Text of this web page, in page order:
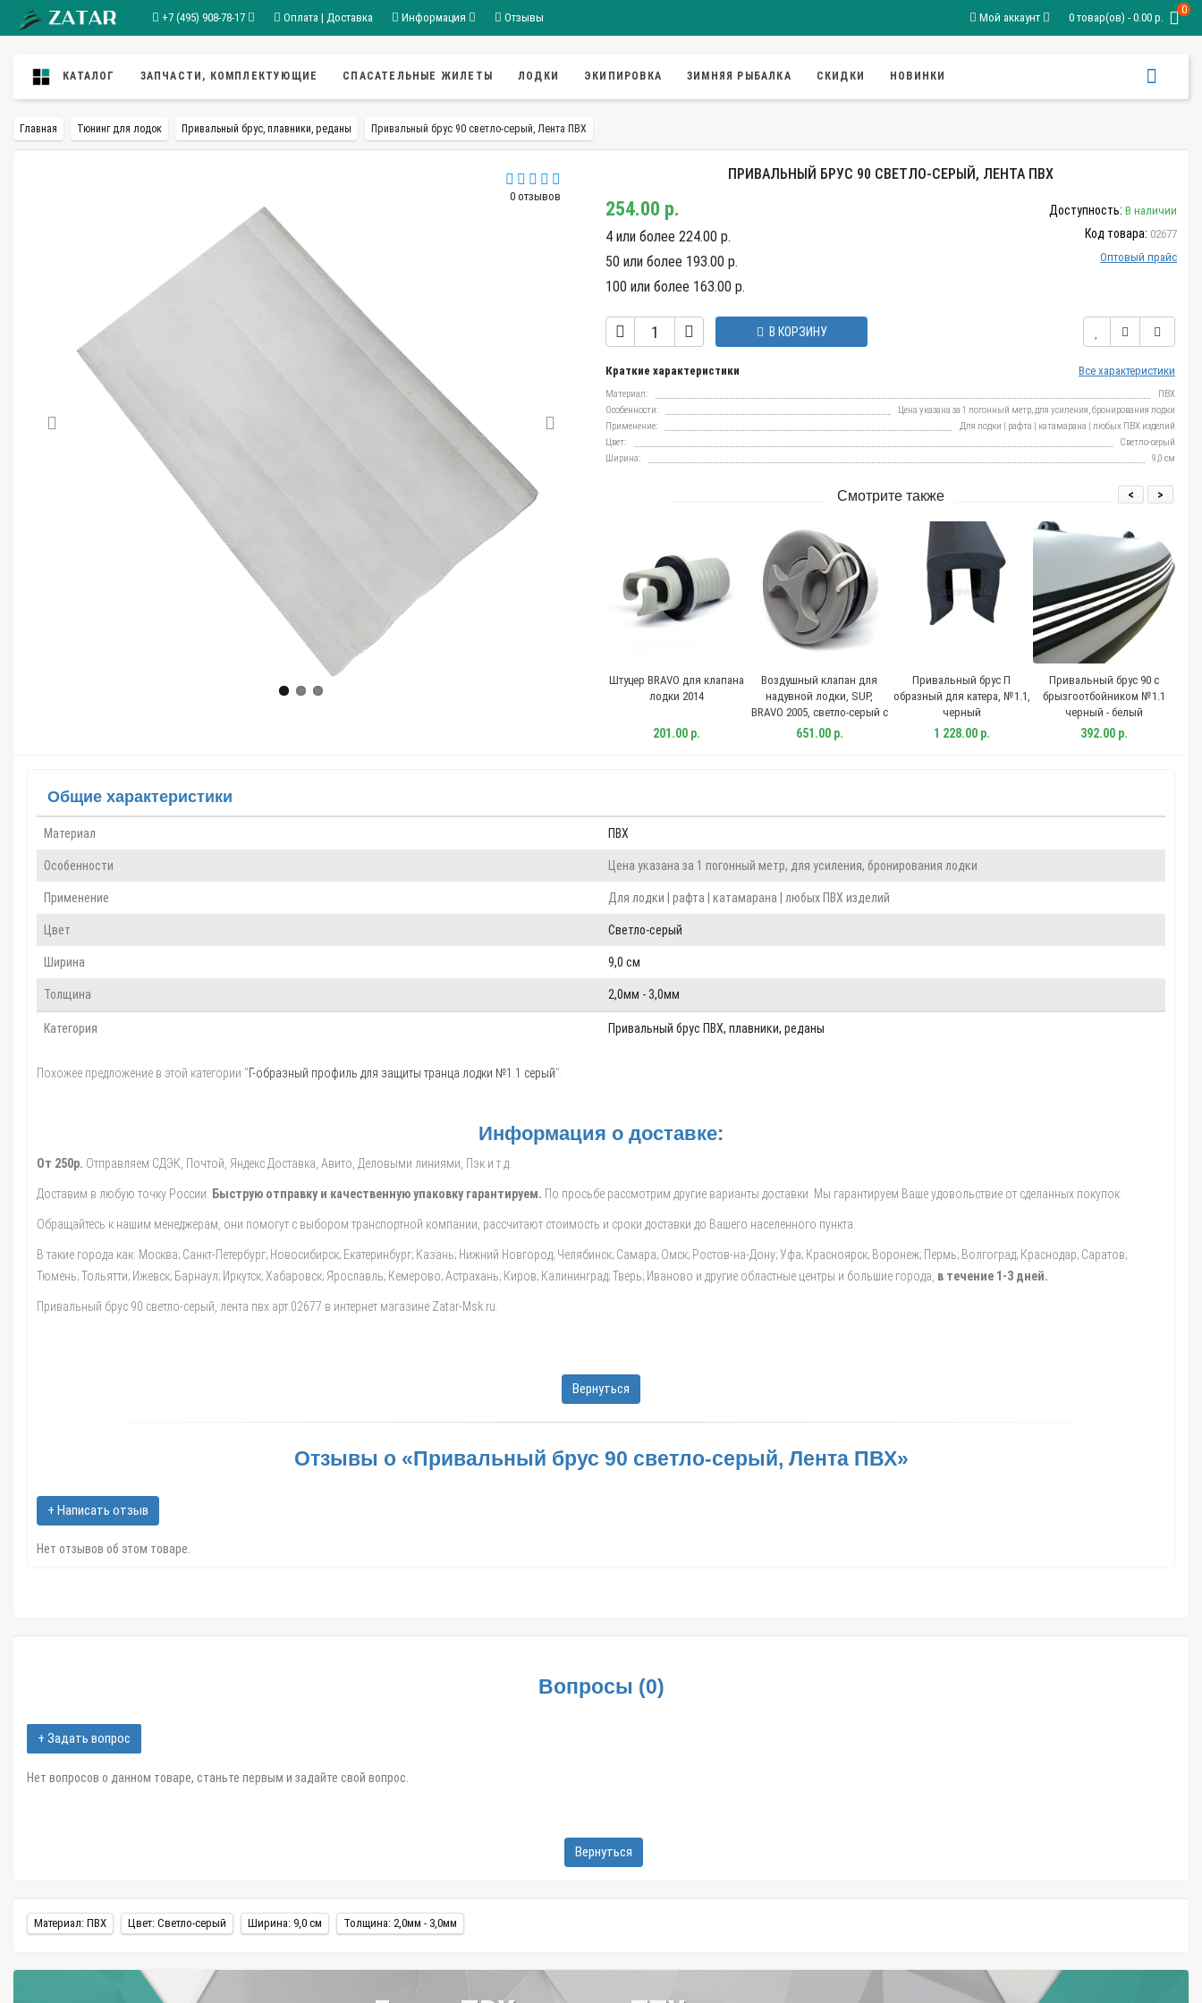
+7 (495) 908-78-17 Оплата | Доставка Информация Отзывы Мой аккаунт 0 товар(ов) - 0.00 р.
0
КАТАЛОГ ЗАПЧАСТИ, КОМПЛЕКТУЮЩИЕ СПАСАТЕЛЬНЫЕ ЖИЛЕТЫ ЛОДКИ ЭКИПИРОВКА ЗИМНЯЯ РЫБАЛКА СКИДКИ НОВИНКИ
Главная Тюнинг для лодок Привальный брус, плавники, реданы Привальный брус 90 светло-серый, Лента ПВХ
0 отзывов
ПРИВАЛЬНЫЙ БРУС 90 СВЕТЛО-СЕРЫЙ, ЛЕНТА ПВХ
254.00 р.
4 или более 224.00 р.
50 или более 193.00 р.
100 или более 163.00 р.
Доступность: В наличии
Код товара: 02677
Оптовый прайс
В КОРЗИНУ
Краткие характеристики Все характеристики
Материал:
ПВХ
Особенности:
Цена указана за 1 погонный метр, для усиления, бронирования лодки
Применение:
Для лодки | рафта | катамарана | любых ПВХ изделий
Цвет:
Светло-серый
Ширина:
9,0 см
Смотрите также
Штуцер BRAVO для клапана
лодки 2014
201.00 р.
Воздушный клапан для
надувной лодки, SUP,
BRAVO 2005, светло-серый с
защитной сеткой
651.00 р.
Привальный брус П
образный для катера, №1.1,
черный
1 228.00 р.
Привальный брус 90 с
брызгоотбойником №1.1
черный - белый
392.00 р.
< >
Общие характеристики
Материал ПВХ
Особенности Цена указана за 1 погонный метр, для усиления, бронирования лодки
Применение Для лодки | рафта | катамарана | любых ПВХ изделий
Цвет Светло-серый
Ширина 9,0 см
Толщина 2,0мм - 3,0мм
Категория Привальный брус ПВХ, плавники, реданы
Похожее предложение в этой категории "Г-образный профиль для защиты транца лодки №1.1 серый".
Информация о доставке:
От 250р. Отправляем СДЭК, Почтой, Яндекс.Доставка, Авито, Деловыми линиями, Пэк и т.д.
Доставим в любую точку России. Быструю отправку и качественную упаковку гарантируем. По просьбе рассмотрим другие варианты доставки. Мы гарантируем Ваше удовольствие от сделанных покупок.
Обращайтесь к нашим менеджерам, они помогут с выбором транспортной компании, рассчитают стоимость и сроки доставки до Вашего населенного пункта.
В такие города как: Москва; Санкт-Петербург; Новосибирск; Екатеринбург; Казань; Нижний Новгород; Челябинск; Самара; Омск; Ростов-на-Дону; Уфа; Красноярск; Воронеж; Пермь; Волгоград; Краснодар; Саратов;
Тюмень; Тольятти; Ижевск; Барнаул; Иркутск; Хабаровск; Ярославль; Кемерово; Астрахань; Киров; Калининград; Тверь; Иваново и другие областные центры и большие города, в течение 1-3 дней.
Привальный брус 90 светло-серый, лента пвх арт.02677 в интернет магазине Zatar-Msk.ru.
Вернуться
Отзывы о «Привальный брус 90 светло-серый, Лента ПВХ»
+ Написать отзыв
Нет отзывов об этом товаре.
Вопросы (0)
+ Задать вопрос
Нет вопросов о данном товаре, станьте первым и задайте свой вопрос.
Вернуться
Материал: ПВХ Цвет: Светло-серый Ширина: 9,0 см Толщина: 2,0мм - 3,0мм